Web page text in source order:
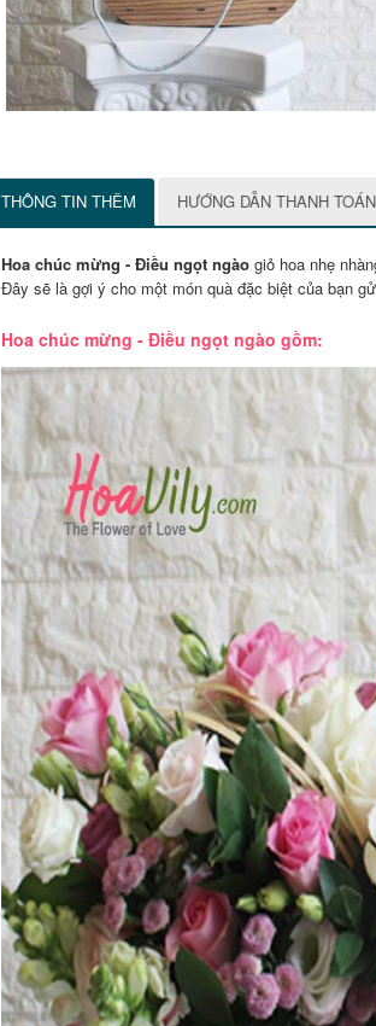
THÔNG TIN THÊM HƯỚNG DẪN THANH TOÁN
Hoa chúc mừng - Điều ngọt ngào giỏ hoa nhẹ
Đây sẽ là gợi ý cho một món quà đặc biệt của bạn
Hoa chúc mừng - Điều ngọt ngào gồm: